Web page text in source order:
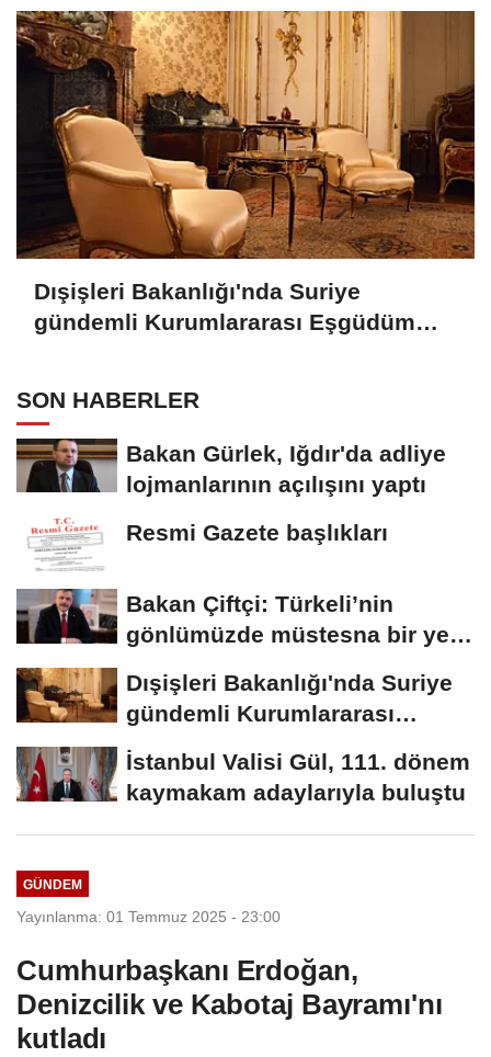
Dışişleri Bakanlığı'nda Suriye
gündemli Kurumlararası Eşgüdüm
SON HABERLER
Bakan Gürlek, Iğdır'da adliye
lojmanlarının açılışını yaptı
Resmi Gazete başlıkları
Bakan Çiftçi: Türkeli’nin
gönlümüzde müstesna bir yeri
Dışişleri Bakanlığı'nda Suriye
gündemli Kurumlararası
Eşgüdüm...
İstanbul Valisi Gül, 111. dönem
kaymakam adaylarıyla buluştu
GÜNDEM
Yayınlanma: 01 Temmuz 2025 - 23:00
Cumhurbaşkanı Erdoğan,
Denizcilik ve Kabotaj Bayramı'nı
kutladı